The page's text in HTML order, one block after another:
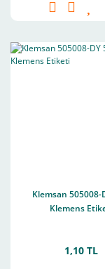
Klemsan 505008-
Klemens
1,10 TL